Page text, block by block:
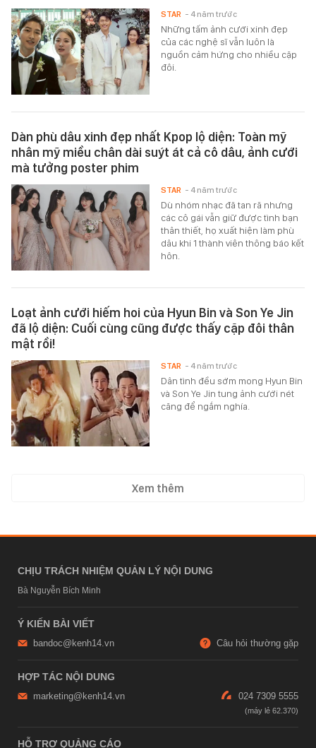
Những tấm ảnh cưới xinh đẹp
của các nghệ sĩ vẫn luôn là
nguồn cảm hứng cho nhiều cặp
đôi.
STAR - 4 năm trước
Dàn phù dâu xinh đẹp nhất Kpop lộ diện: Toàn mỹ
nhân mỹ miều chân dài suýt át cả cô dâu, ảnh cưới
mà tưởng poster phim
Dù nhóm nhạc đã tan rã nhưng
các cô gái vẫn giữ được tình bạn
thân thiết, họ xuất hiện làm phù
dâu khi 1 thành viên thông báo kết
hôn.
STAR - 4 năm trước
Loạt ảnh cưới hiếm hoi của Hyun Bin và Son Ye Jin
đã lộ diện: Cuối cùng cũng được thấy cặp đôi thân
mật rồi!
Dân tình đều sớm mong Hyun Bin
và Son Ye Jin tung ảnh cưới nét
căng để ngắm nghía.
STAR - 4 năm trước
Xem thêm
CHỊU TRÁCH NHIỆM QUẢN LÝ NỘI DUNG
Bà Nguyễn Bích Minh
Ý KIẾN BÀI VIẾT
bandoc@kenh14.vn Câu hỏi thường gặp
HỢP TÁC NỘI DUNG
marketing@kenh14.vn 024 7309 5555
HỖ TRỢ QUẢNG CÁO